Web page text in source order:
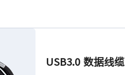
USB3.0 数据线缆